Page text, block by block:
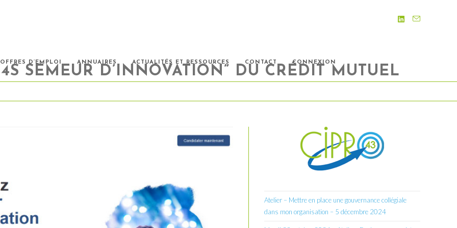
OFFRES D’EMPLOI ANNUAIRES ACTUALITÉS ET RESSOURCES CONTACT CONNEXION
SEMEUR D’INNOVATION” DU CRÉDIT MUTUEL
Atelier – Mettre en place une gouvernance collégiale
dans mon organisation – 5 décembre 2024